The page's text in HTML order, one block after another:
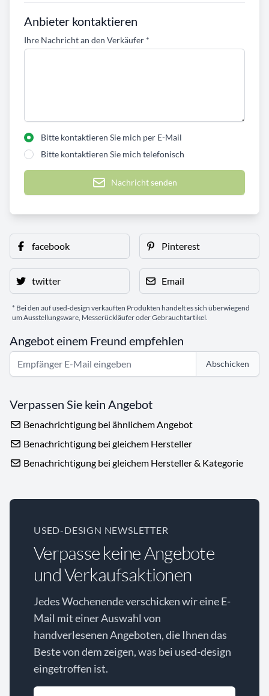
Anbieter kontaktieren
Ihre Nachricht an den Verkäufer *
Bitte kontaktieren Sie mich per E-Mail
Bitte kontaktieren Sie mich telefonisch
Nachricht senden
facebook Pinterest
twitter Email
* Bei den auf used-design verkauften Produkten handelt es sich überwiegend
um Ausstellungsware, Messerückläufer oder Gebrauchtartikel.
Angebot einem Freund empfehlen
Abschicken
Verpassen Sie kein Angebot
Benachrichtigung bei ähnlichem Angebot
Benachrichtigung bei gleichem Hersteller
Benachrichtigung bei gleichem Hersteller & Kategorie
USED-DESIGN NEWSLETTER
Verpasse keine Angebote
und Verkaufsaktionen
Jedes Wochenende verschicken wir eine E-
Mail mit einer Auswahl von
handverlesenen Angeboten, die Ihnen das
Beste von dem zeigen, was bei used-design
eingetroffen ist.